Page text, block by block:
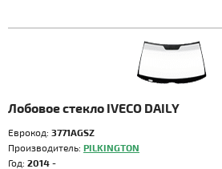
Лобовое стекло IVECO DAILY
Еврокод: 3771AGSZ
Производитель: PILKINGTON
Год: 2014 -